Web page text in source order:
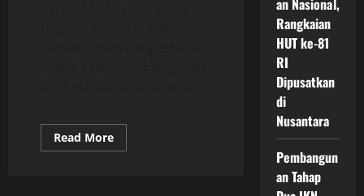
Read MoreRead
more
an Nasional,
Rangkaian
HUT ke-81
RI
Dipusatkan
di
Nusantara
Pembangun
an Tahap